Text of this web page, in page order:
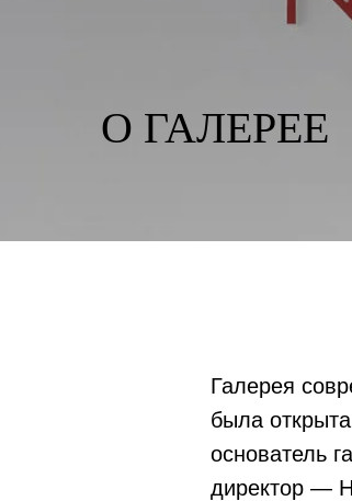
О ГАЛЕРЕЕ
Галерея
была
основатель
директор —